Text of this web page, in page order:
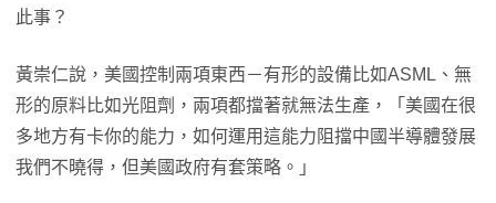
此事？
黃崇仁說，美國控制兩項東西－有形的設備比如ASML、無
形的原料比如光阻劑，兩項都擋著就無法生產，「美國在很
多地方有卡你的能力，如何運用這能力阻擋中國半導體發展
我們不曉得，但美國政府有套策略。」